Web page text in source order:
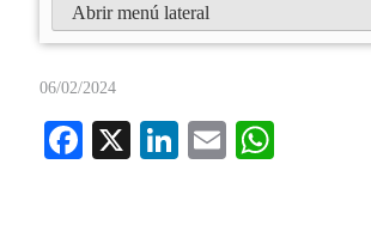
06/02/2024
Fa
X
Li
E
Abrir menú lateral